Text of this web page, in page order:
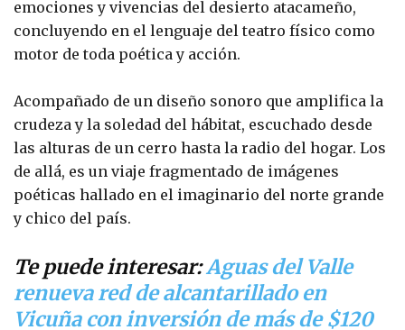
emociones y vivencias del desierto atacameño,
concluyendo en el lenguaje del teatro físico como
motor de toda poética y acción.
Acompañado de un diseño sonoro que amplifica la
crudeza y la soledad del hábitat, escuchado desde
las alturas de un cerro hasta la radio del hogar. Los
de allá, es un viaje fragmentado de imágenes
poéticas hallado en el imaginario del norte grande
y chico del país.
Te puede interesar:Aguas del Valle
renueva red de alcantarillado en
Vicuña con inversión de más de $120